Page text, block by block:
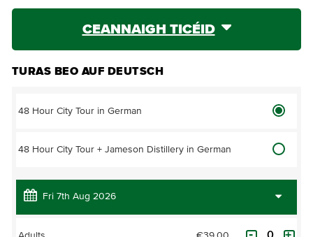
CEANNAIGH TICÉID
TURAS BEO AUF DEUTSCH
48 Hour City Tour in German
48 Hour City Tour + Jameson Distillery in German